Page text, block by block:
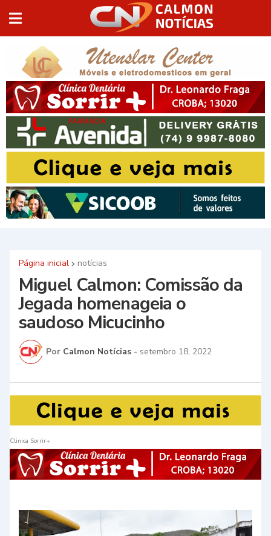
Página inicial notícias
Miguel Calmon: Comissão da
Jegada homenageia o
saudoso Micucinho
Por Calmon Notícias - setembro 18, 2022
Clinica Sorrir+